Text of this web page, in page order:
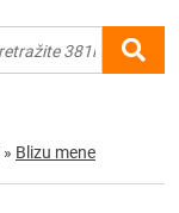
» Blizu mene